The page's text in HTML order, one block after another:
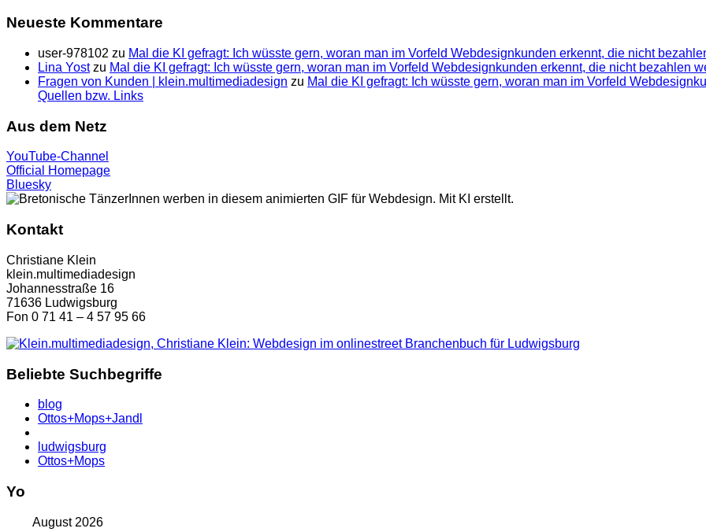
Neueste Kommentare
user-978102 zu Mal die KI gefragt: Ich wüsste gern, woran man im Vorfeld Webdesignkunden erkennt, die nicht
Lina Yostzu Mal die KI gefragt: Ich wüsste gern, woran man im Vorfeld Webdesignkunden erkennt, die nicht bezahlen
Fragen von Kunden | klein.multimedia­design zu Mal die KI gefragt: Ich wüsste gern, woran man im Vorfeld
Quellen bzw. Links
Aus dem Netz
YouTube-Channel
Official Homepage
Bluesky
Kontakt
Christiane Klein
klein.multimediadesign
Johannesstraße 16
71636 Ludwigsburg
Fon 0 71 41 – 4 57 95 66
Beliebte Suchbegriffe
blog
Ottos+Mops+Jandl
ludwigsburg
Ottos+Mops
Yo
August 2026